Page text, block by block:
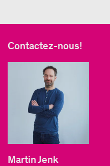
Contactez-nous!
Martin Jenk